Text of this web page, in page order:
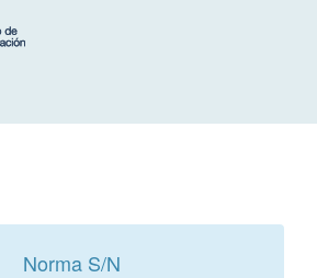
Norma S/N